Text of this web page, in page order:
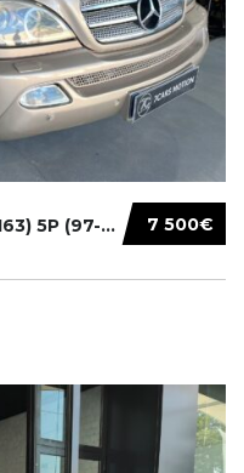
7 500€
MERCEDES BENZ CLASE M (W 163) 5P (97-05) 200...